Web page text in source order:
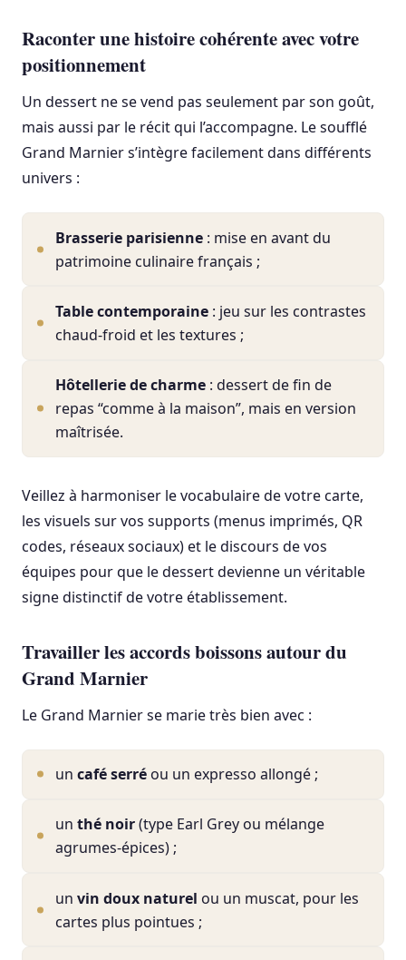
Raconter une histoire cohérente avec votre
positionnement
Un dessert ne se vend pas seulement par son goût,
mais aussi par le récit qui l’accompagne. Le soufflé
Grand Marnier s’intègre facilement dans différents
univers :
Brasserie parisienne : mise en avant du
patrimoine culinaire français ;
Table contemporaine : jeu sur les contrastes
chaud-froid et les textures ;
Hôtellerie de charme : dessert de fin de
repas “comme à la maison”, mais en version
maîtrisée.
Veillez à harmoniser le vocabulaire de votre carte,
les visuels sur vos supports (menus imprimés, QR
codes, réseaux sociaux) et le discours de vos
équipes pour que le dessert devienne un véritable
signe distinctif de votre établissement.
Travailler les accords boissons autour du
Grand Marnier
Le Grand Marnier se marie très bien avec :
un café serré ou un expresso allongé ;
un thé noir(type Earl Grey ou mélange
agrumes-épices) ;
un vin doux naturel ou un muscat, pour les
cartes plus pointues ;